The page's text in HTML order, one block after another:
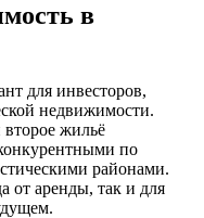
в
для инвесторов,
недвижимости.
жильё
по
районами.
от аренды, так и для